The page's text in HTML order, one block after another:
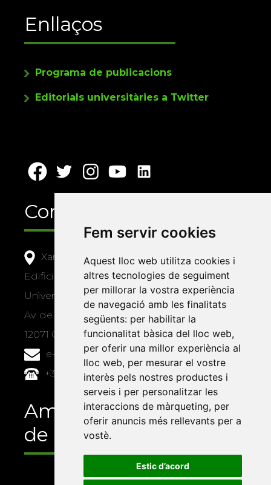
Fem servir cookies
Aquest lloc web utilitza cookies i
altres tecnologies de seguiment
per millorar la vostra experiència
de navegació amb les finalitats
següents: per habilitar la
funcionalitat bàsica del lloc web,
per oferir una millor experiència al
lloc web, per mesurar el vostre
interès pels nostres productes i
serveis i per personalitzar les
interaccions de màrqueting, per
oferir anuncis més rellevants per a
vostè.
Estic d’acord
Enllaços
Programa de publicacions
Editorials universitàries a Twitter
Contacte
Xarxa Vives d'Universitats
Edifici Àgora
Universitat Jaume I, local 10
Av. de Vicent Sos Baynat, s/n
12071 Castelló de la Plana
e-buc@vives.org
+34 964 72 89 93
Amb el suport
de